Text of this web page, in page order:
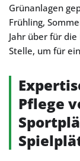
Grünanlagen
Frühling,
Jahr über für
Stelle, um für
Pflege